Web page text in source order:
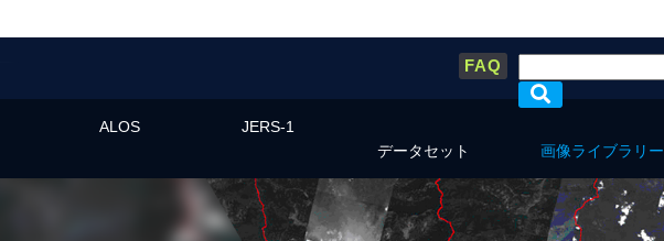
FAQ
ALOS
JERS-1
データセット
画像ライブラリー